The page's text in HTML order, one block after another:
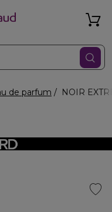
de parfum NOIR